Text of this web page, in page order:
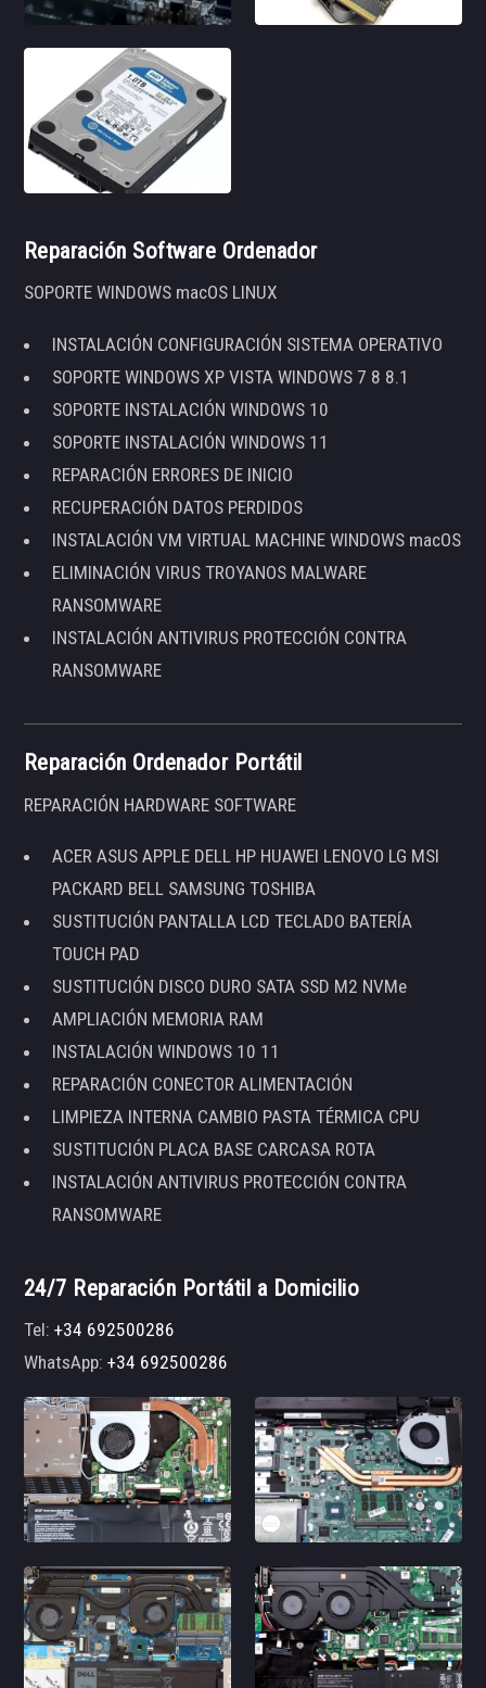
Reparación Software Ordenador
SOPORTE WINDOWS macOS LINUX
INSTALACIÓN CONFIGURACIÓN SISTEMA OPERATIVO
SOPORTE WINDOWS XP VISTA WINDOWS 7 8 8.1
SOPORTE INSTALACIÓN WINDOWS 10
SOPORTE INSTALACIÓN WINDOWS 11
REPARACIÓN ERRORES DE INICIO
RECUPERACIÓN DATOS PERDIDOS
INSTALACIÓN VM VIRTUAL MACHINE WINDOWS macOS
ELIMINACIÓN VIRUS TROYANOS MALWARE
RANSOMWARE
INSTALACIÓN ANTIVIRUS PROTECCIÓN CONTRA
RANSOMWARE
Reparación Ordenador Portátil
REPARACIÓN HARDWARE SOFTWARE
ACER ASUS APPLE DELL HP HUAWEI LENOVO LG MSI
PACKARD BELL SAMSUNG TOSHIBA
SUSTITUCIÓN PANTALLA LCD TECLADO BATERÍA
TOUCH PAD
SUSTITUCIÓN DISCO DURO SATA SSD M2 NVMe
AMPLIACIÓN MEMORIA RAM
INSTALACIÓN WINDOWS 10 11
REPARACIÓN CONECTOR ALIMENTACIÓN
LIMPIEZA INTERNA CAMBIO PASTA TÉRMICA CPU
SUSTITUCIÓN PLACA BASE CARCASA ROTA
INSTALACIÓN ANTIVIRUS PROTECCIÓN CONTRA
RANSOMWARE
24/7 Reparación Portátil a Domicilio
Tel:+34 692500286
WhatsApp:+34 692500286